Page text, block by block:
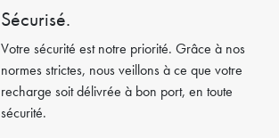
Sécurisé.
Votre sécurité est notre priorité. Grâce à nos
normes strictes, nous veillons à ce que votre
recharge soit délivrée à bon port, en toute
sécurité.